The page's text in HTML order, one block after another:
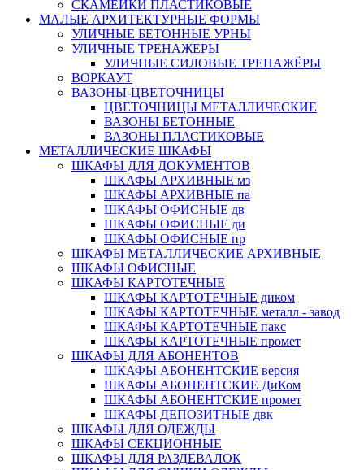
СКАМЕЙКИ ПЛАСТИКОВЫЕ
МАЛЫЕ АРХИТЕКТУРНЫЕ ФОРМЫ
УЛИЧНЫЕ БЕТОННЫЕ УРНЫ
УЛИЧНЫЕ ТРЕНАЖЕРЫ
УЛИЧНЫЕ СИЛОВЫЕ ТРЕНАЖЁРЫ
ВОРКАУТ
ВАЗОНЫ-ЦВЕТОЧНИЦЫ
ЦВЕТОЧНИЦЫ МЕТАЛЛИЧЕСКИЕ
ВАЗОНЫ БЕТОННЫЕ
ВАЗОНЫ ПЛАСТИКОВЫЕ
МЕТАЛЛИЧЕСКИЕ ШКАФЫ
ШКАФЫ ДЛЯ ДОКУМЕНТОВ
ШКАФЫ АРХИВНЫЕ мз
ШКАФЫ АРХИВНЫЕ па
ШКАФЫ ОФИСНЫЕ дв
ШКАФЫ ОФИСНЫЕ ди
ШКАФЫ ОФИСНЫЕ пр
ШКАФЫ МЕТАЛЛИЧЕСКИЕ АРХИВНЫЕ
ШКАФЫ ОФИСНЫЕ
ШКАФЫ КАРТОТЕЧНЫЕ
ШКАФЫ КАРТОТЕЧНЫЕ диком
ШКАФЫ КАРТОТЕЧНЫЕ металл - завод
ШКАФЫ КАРТОТЕЧНЫЕ пакс
ШКАФЫ КАРТОТЕЧНЫЕ промет
ШКАФЫ ДЛЯ АБОНЕНТОВ
ШКАФЫ АБОНЕНТСКИЕ версия
ШКАФЫ АБОНЕНТСКИЕ ДиКом
ШКАФЫ АБОНЕНТСКИЕ промет
ШКАФЫ ДЕПОЗИТНЫЕ двк
ШКАФЫ ДЛЯ ОДЕЖДЫ
ШКАФЫ СЕКЦИОННЫЕ
ШКАФЫ ДЛЯ РАЗДЕВАЛОК